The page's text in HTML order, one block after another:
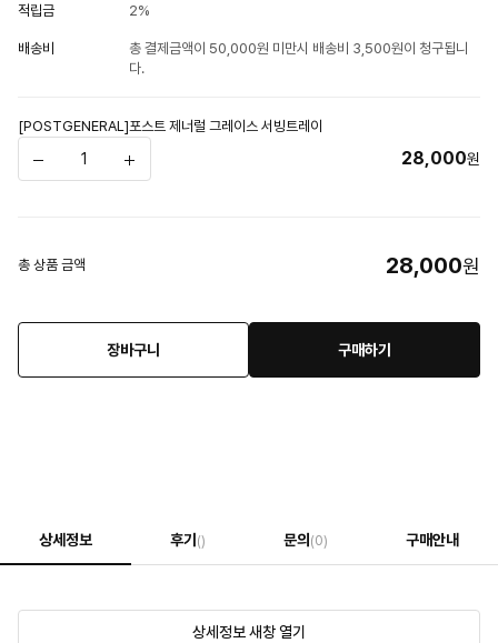
적립금 2%
배송비
총 결제금액이 50,000원 미만시 배송비 3,500원이 청구됩니
다.
[POSTGENERAL]포스트 제너럴 그레이스 서빙트레이
28,000원
총 상품 금액 28,000원
장바구니 구매하기
상세정보 후기 () 문의 (0) 구매안내
상세정보 새창 열기